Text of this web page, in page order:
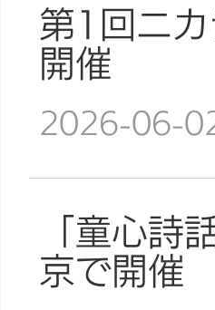
第1回ニ
開催
2026-06-
「童心
京で開催